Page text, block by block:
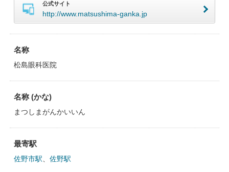
公式サイト
http://www.matsushima-ganka.jp
名称
松島眼科医院
名称 (かな)
まつしまがんかいいん
最寄駅
佐野市駅 佐野駅